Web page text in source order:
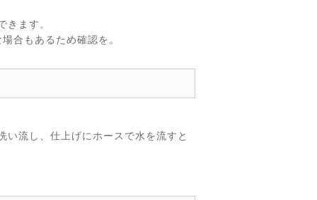
ます。
合もあるため確認を。
流し、仕上げにホースで水を流すと